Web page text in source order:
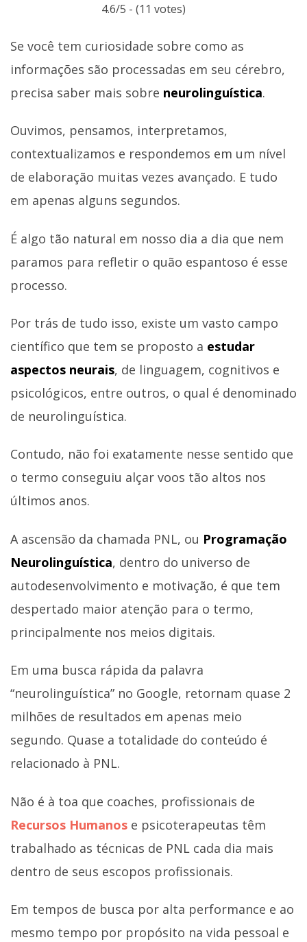
4.6/5 - (11 votes)
Se você tem curiosidade sobre como as
informações são processadas em seu cérebro,
precisa saber mais sobre neurolinguística.
Ouvimos, pensamos, interpretamos,
contextualizamos e respondemos em um nível
de elaboração muitas vezes avançado. E tudo
em apenas alguns segundos.
É algo tão natural em nosso dia a dia que nem
paramos para refletir o quão espantoso é esse
processo.
Por trás de tudo isso, existe um vasto campo
científico que tem se proposto a estudar
aspectos neurais, de linguagem, cognitivos e
psicológicos, entre outros, o qual é denominado
de neurolinguística.
Contudo, não foi exatamente nesse sentido que
o termo conseguiu alçar voos tão altos nos
últimos anos.
A ascensão da chamada PNL, ou Programação
Neurolinguística, dentro do universo de
autodesenvolvimento e motivação, é que tem
despertado maior atenção para o termo,
principalmente nos meios digitais.
Em uma busca rápida da palavra
“neurolinguística” no Google, retornam quase 2
milhões de resultados em apenas meio
segundo. Quase a totalidade do conteúdo é
relacionado à PNL.
Não é à toa que coaches, profissionais de
Recursos Humanos e psicoterapeutas têm
trabalhado as técnicas de PNL cada dia mais
dentro de seus escopos profissionais.
Em tempos de busca por alta performance e ao
mesmo tempo por propósito na vida pessoal e